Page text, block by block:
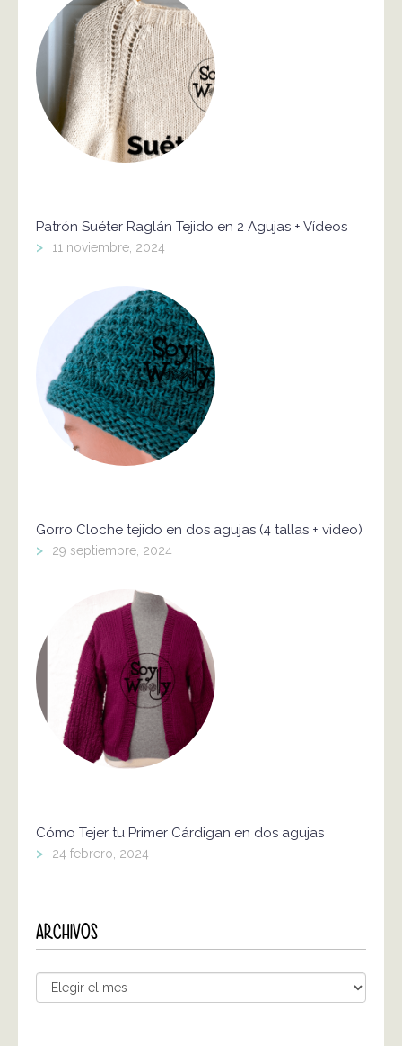
Patrón Suéter Raglán Tejido en 2 Agujas + Vídeos
> 11 noviembre, 2024
Gorro Cloche tejido en dos agujas (4 tallas + video)
> 29 septiembre, 2024
Cómo Tejer tu Primer Cárdigan en dos agujas
> 24 febrero, 2024
ARCHIVOS